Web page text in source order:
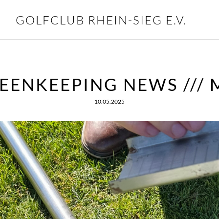
GOLFCLUB RHEIN-SIEG E.V.
NEWS ///
10.05.2025